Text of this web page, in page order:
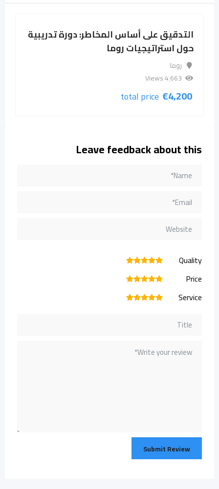
التدقيق على أساس المخاطر: دورة تدريبية
حول استراتيجيات روما
روما
4٬663 Views
€4,200
total price
Leave feedback about this
Quality
5
4
3
2
Price
5
4
3
2
Service
5
4
3
2